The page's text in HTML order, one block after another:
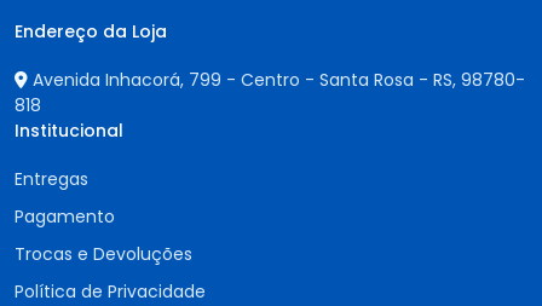
Endereço da Loja
Avenida Inhacorá, 799 - Centro - Santa Rosa - RS, 98780-
818
Institucional
Entregas
Pagamento
Trocas e Devoluções
Política de Privacidade